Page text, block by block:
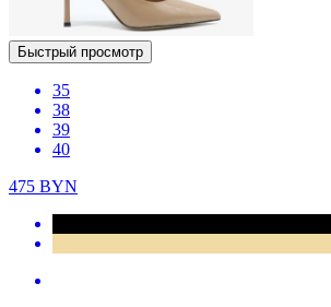
Быстрый просмотр
35
38
39
40
475 BYN